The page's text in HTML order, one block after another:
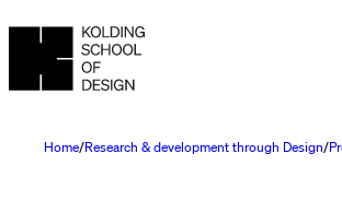
Home Research & development through Design